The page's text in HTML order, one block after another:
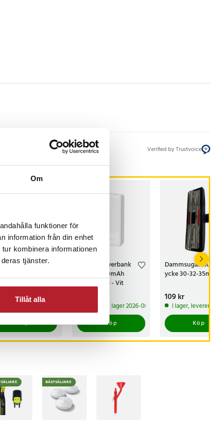
Om
funktioner för
information från din enhet
kombinera informationen
tjänster.
Tillåt alla
Verified by Trustvoice
Elektrisk
269 kr
Köp
Dudao Powerbank
2,4A 20000mAh
med 2xUSB - Vit
Kommer i lager 2026-08-14
Köp
ycke 30-32-35mm
Pris :109 kr
109 kr
I lager,
Köp
BÄSTSÄLJARE